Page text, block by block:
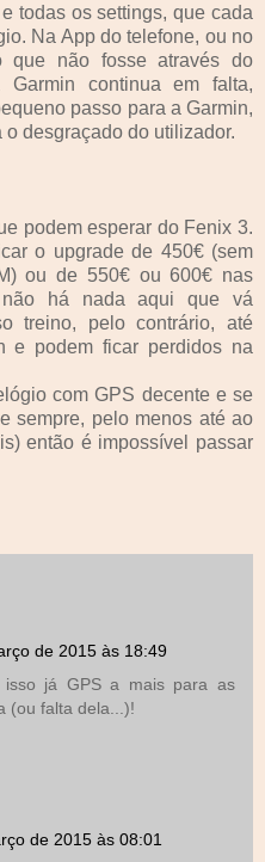
todas os settings, que cada
Na App do telefone, ou no
que não fosse através do
continua em falta,
passo para a Garmin,
desgraçado do utilizador.
podem esperar do Fenix 3.
o upgrade de 450€ (sem
ou de 550€ ou 600€ nas
não há nada aqui que vá
treino, pelo contrário, até
e podem ficar perdidos na
com GPS decente e se
sempre, pelo menos até ao
então é impossível passar
de 2015 às 18:49
isso já GPS a mais para as
(ou falta dela...)!
de 2015 às 08:01